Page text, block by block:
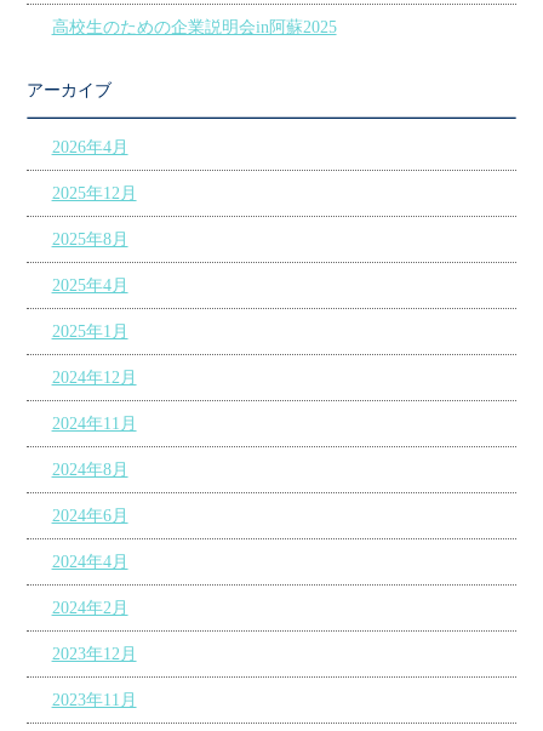
高校生のための企業説明会in阿蘇2025
アーカイブ
2026年4月
2025年12月
2025年8月
2025年4月
2025年1月
2024年12月
2024年11月
2024年8月
2024年6月
2024年4月
2024年2月
2023年12月
2023年11月